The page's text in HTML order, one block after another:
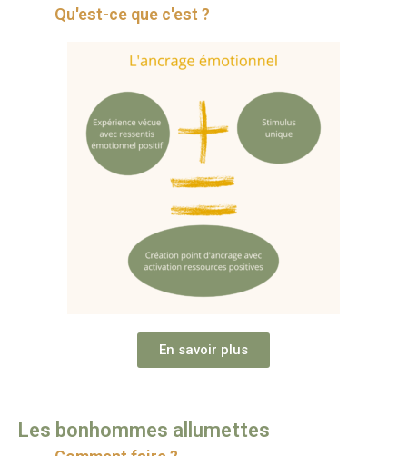
Qu'est-ce que c'est ?
En savoir plus
Les bonhommes allumettes